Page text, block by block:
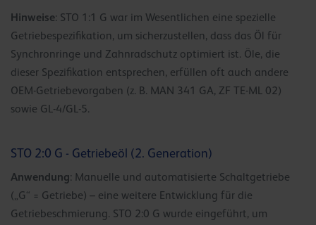
Hinweise: STO 1:1 G war im Wesentlichen eine spezielle
Getriebespezifikation, um sicherzustellen, dass das Öl für
Synchronringe und Zahnradschutz optimiert ist. Öle, die
dieser Spezifikation entsprechen, erfüllen oft auch andere
OEM-Getriebevorgaben (z. B. MAN 341 GA, ZF TE-ML 02)
sowie GL-4/GL-5.
STO 2:0 G - Getriebeöl (2. Generation)
Anwendung: Manuelle und automatisierte Schaltgetriebe
(„G“ = Getriebe) – eine weitere Entwicklung für die
Getriebeschmierung. STO 2:0 G wurde eingeführt, um